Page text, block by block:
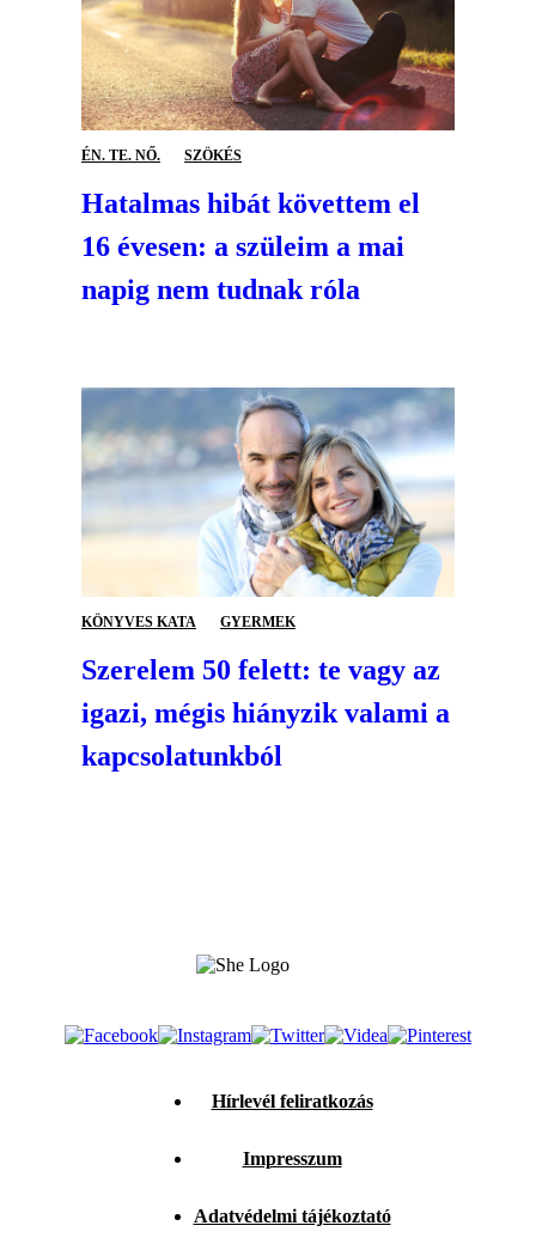
ÉN. TE. NŐ. SZÖKÉS
Hatalmas hibát követtem el
16 évesen: a szüleim a mai
napig nem tudnak róla
KÖNYVES KATA GYERMEK
Szerelem 50 felett: te vagy az
igazi, mégis hiányzik valami a
kapcsolatunkból
Hírlevél feliratkozás
Impresszum
Adatvédelmi tájékoztató